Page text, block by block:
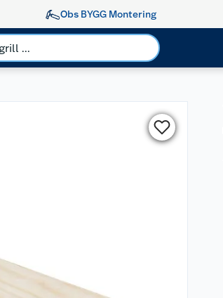
Obs BYGG Montering